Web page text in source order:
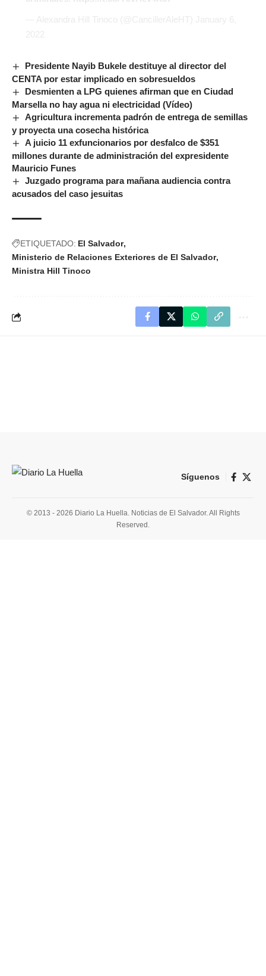
Presidente Nayib Bukele destituye al director del
CENTA por estar implicado en sobresueldos
Desmienten a LPG quienes afirman que en Ciudad
Marsella no hay agua ni electricidad (Vídeo)
Agricultura incrementa padrón de entrega de semillas
y proyecta una cosecha histórica
A juicio 11 exfuncionarios por desfalco de $351
millones durante de administración del expresidente
Mauricio Funes
Juzgado programa para mañana audiencia contra
acusados del caso jesuitas
ETIQUETADO: El Salvador
Ministerio de Relaciones Exteriores de El Salvador
Ministra Hill Tinoco
Síguenos
© 2013 - 2026 Diario La Huella. Noticias de El Salvador. All Rights
Reserved.